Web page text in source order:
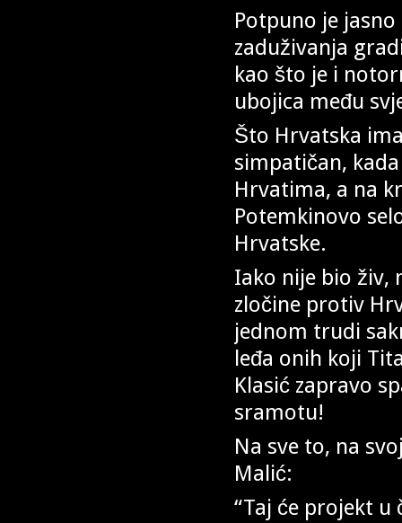
Potpuno je
zaduživanja
kao što je i
ubojica među
Što Hrvatska
simpatičan,
Hrvatima, a na
Potemkinovo
Hrvatske.
Iako nije bio živ,
zločine protiv
jednom trudi
leđa onih koji
Klasić zapravo
sramotu!
Na sve to, na
Malić:
“Taj će projekt